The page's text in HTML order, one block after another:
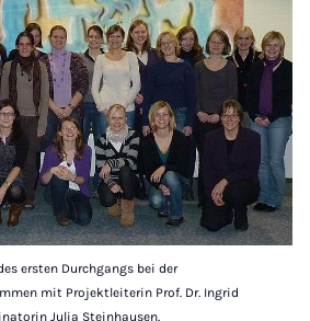
ersten Durchgangs bei der
mit Projektleiterin Prof. Dr. Ingrid
Julia Steinhausen.